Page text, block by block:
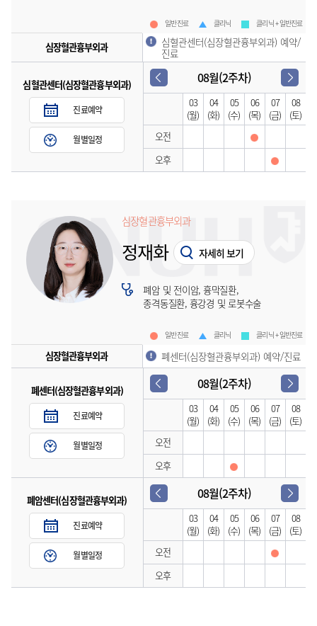
일반진료 클리닉 클리닉 + 일반진료
심장혈관흉부외과
심혈관센터(심장혈관흉부외과) 예약/
진료
심혈관센터(심장혈관흉부외과)
진료예약
월별일정
08월(2주차)
03
(월)
04
(화)
05
(수)
06
(목)
07
(금)
08
(토)
오전
오후
심장혈관흉부외과
정재화 자세히 보기
폐암 및 전이암, 흉막질환,
종격동질환, 흉강경 및 로봇수술
일반진료 클리닉 클리닉 + 일반진료
심장혈관흉부외과 폐센터(심장혈관흉부외과) 예약/진료
폐센터(심장혈관흉부외과)
진료예약
월별일정
08월(2주차)
03
(월)
04
(화)
05
(수)
06
(목)
07
(금)
08
(토)
오전
오후
폐암센터(심장혈관흉부외과)
진료예약
월별일정
08월(2주차)
03
(월)
04
(화)
05
(수)
06
(목)
07
(금)
08
(토)
오전
오후